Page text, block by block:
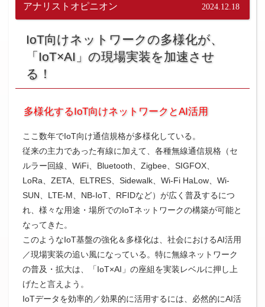
アナリストオピニオン 2024.12.18
IoT向けネットワークの多様化が、
「IoT×AI」の現場実装を加速させ
る！
多様化するIoT向けネットワークとAI活用
ここ数年でIoT向け通信規格が多様化している。
従来の主力であった有線に加えて、各種無線通信規格（セ
ルラー回線、WiFi、Bluetooth、Zigbee、SIGFOX、
LoRa、ZETA、ELTRES、Sidewalk、Wi-Fi HaLow、Wi-
SUN、LTE-M、NB-IoT、RFIDなど）が広く普及するにつ
れ、様々な用途・場所でのIoTネットワークの構築が可能と
なってきた。
このようなIoT基盤の強化＆多様化は、社会におけるAI活用
／現場実装の追い風になっている。特に無線ネットワーク
の普及・拡大は、「IoT×AI」の座組を実装レベルに押し上
げたと言えよう。
IoTデータを効率的／効果的に活用するには、必然的にAI活